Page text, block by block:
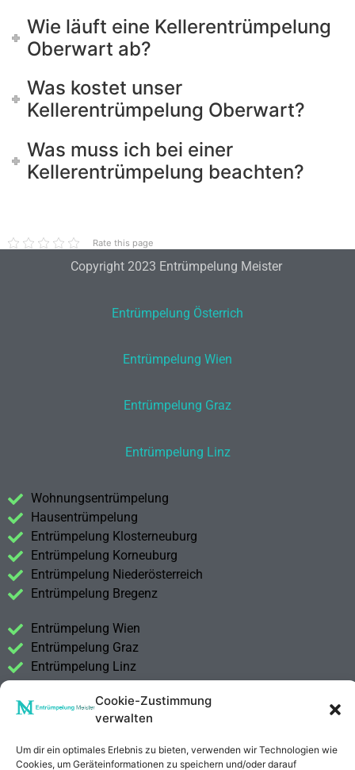
Cookie-Zustimmung
verwalten
Um dir ein optimales Erlebnis zu bieten, verwenden wir Technologien wie
Cookies, um Geräteinformationen zu speichern und/oder darauf
Wie läuft eine Kellerentrümpelung
Oberwart ab?
Was kostet unser
Kellerentrümpelung Oberwart?
Was muss ich bei einer
Kellerentrümpelung beachten?
Rate this page
Copyright 2023 Entrümpelung Meister
Entrümpelung Österrich
Entrümpelung Wien
Entrümpelung Graz
Entrümpelung Linz
Wohnungsentrümpelung
Hausentrümpelung
Entrümpelung Klosterneuburg
Entrümpelung Korneuburg
Entrümpelung Niederösterreich
Entrümpelung Bregenz
Entrümpelung Wien
Entrümpelung Graz
Entrümpelung Linz
Entrümpelung Salzburg
Entrümpelung Vorarlberg
Entrümpelung Steiermark
Kontakt